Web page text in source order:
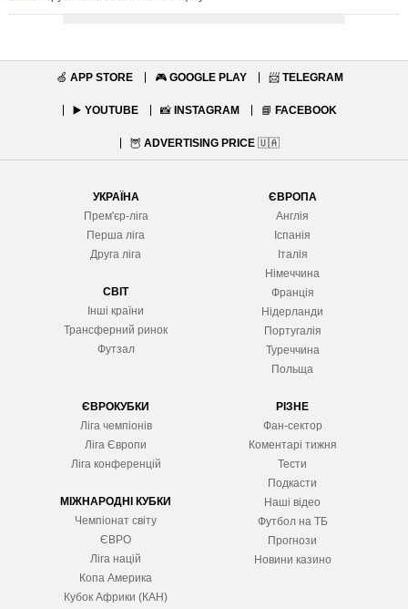
🍏 APP STORE 🎮 GOOGLE PLAY 📨 TELEGRAM
▶️ YOUTUBE 📸 INSTAGRAM 📘 FACEBOOK
🦉 ADVERTISING PRICE 🇺🇦
УКРАЇНА
Прем'єр-ліга
Перша ліга
Друга ліга
СВІТ
Інші країни
Трансферний ринок
Футзал
ЄВРОПА
Англія
Іспанія
Італія
Німеччина
Франція
Нідерланди
Португалія
Туреччина
Польща
ЄВРОКУБКИ
Ліга чемпіонів
Ліга Європи
Ліга конференцій
МІЖНАРОДНІ КУБКИ
Чемпіонат світу
ЄВРО
Ліга націй
Копа Америка
Кубок Африки (КАН)
РІЗНЕ
Фан-сектор
Коментарі тижня
Тести
Подкасти
Наші відео
Футбол на ТБ
Прогнози
Новини казино